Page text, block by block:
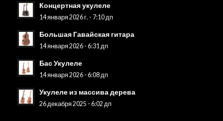
Концертная укулеле
14 января 2026 г. - 7:10 дп
Большая Гавайская гитара
14 января 2026 - 6:31 дп
Бас Укулеле
14 января 2026 - 6:08 дп
Укулеле из массива дерева
26 декабря 2025 - 6:02 дп